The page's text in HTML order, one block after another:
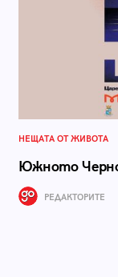
НЕЩАТА ОТ ЖИВОТА
Южното
РЕДАКТОРИТЕ